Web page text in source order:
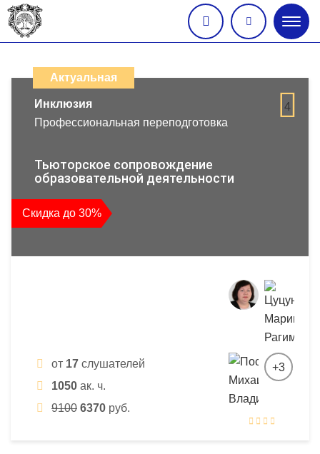
меню
дистанционных
образовательных
повышения
квалификации
и
профессиональной
Актуальная
4
Инклюзия
Профессиональная переподготовка
Тьюторское сопровождение
образовательной деятельности
Скидка до 30%
от 17 слушателей
1050 ак. ч.
9100 6370 руб.
+3